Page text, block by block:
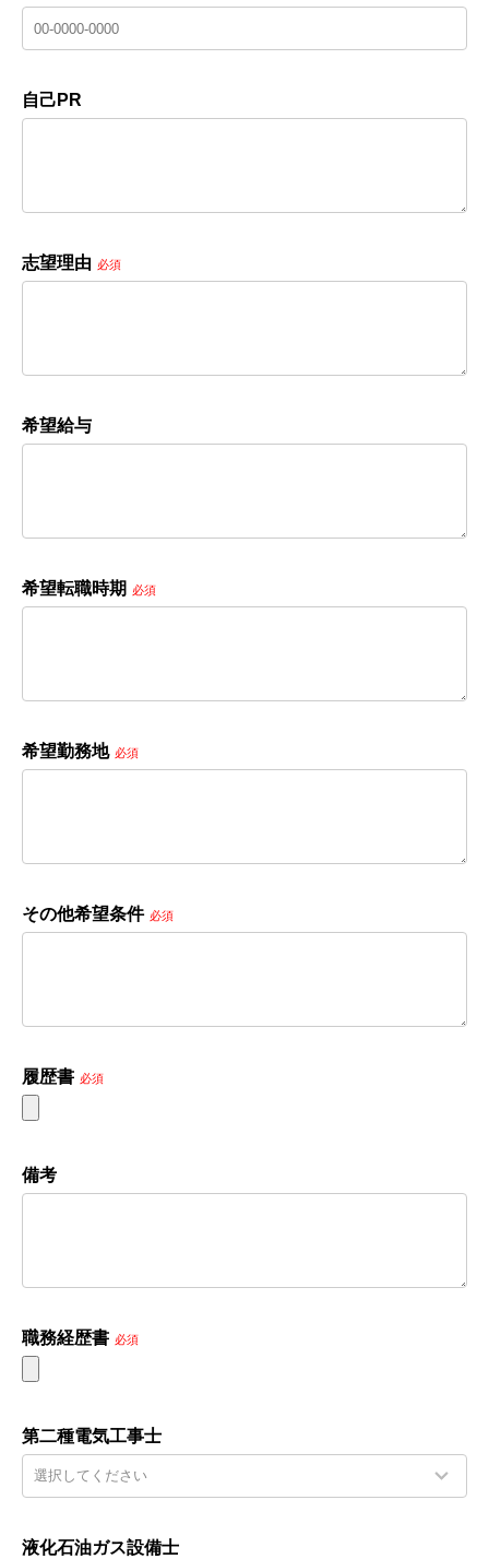
自己PR
志望理由 必須
希望給与
希望転職時期 必須
希望勤務地 必須
その他希望条件 必須
履歴書 必須
備考
職務経歴書 必須
第二種電気工事士
液化石油ガス設備士